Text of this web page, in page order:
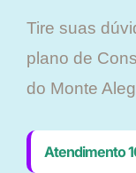
Tire suas
plano ​de
do Monte
Atendimento